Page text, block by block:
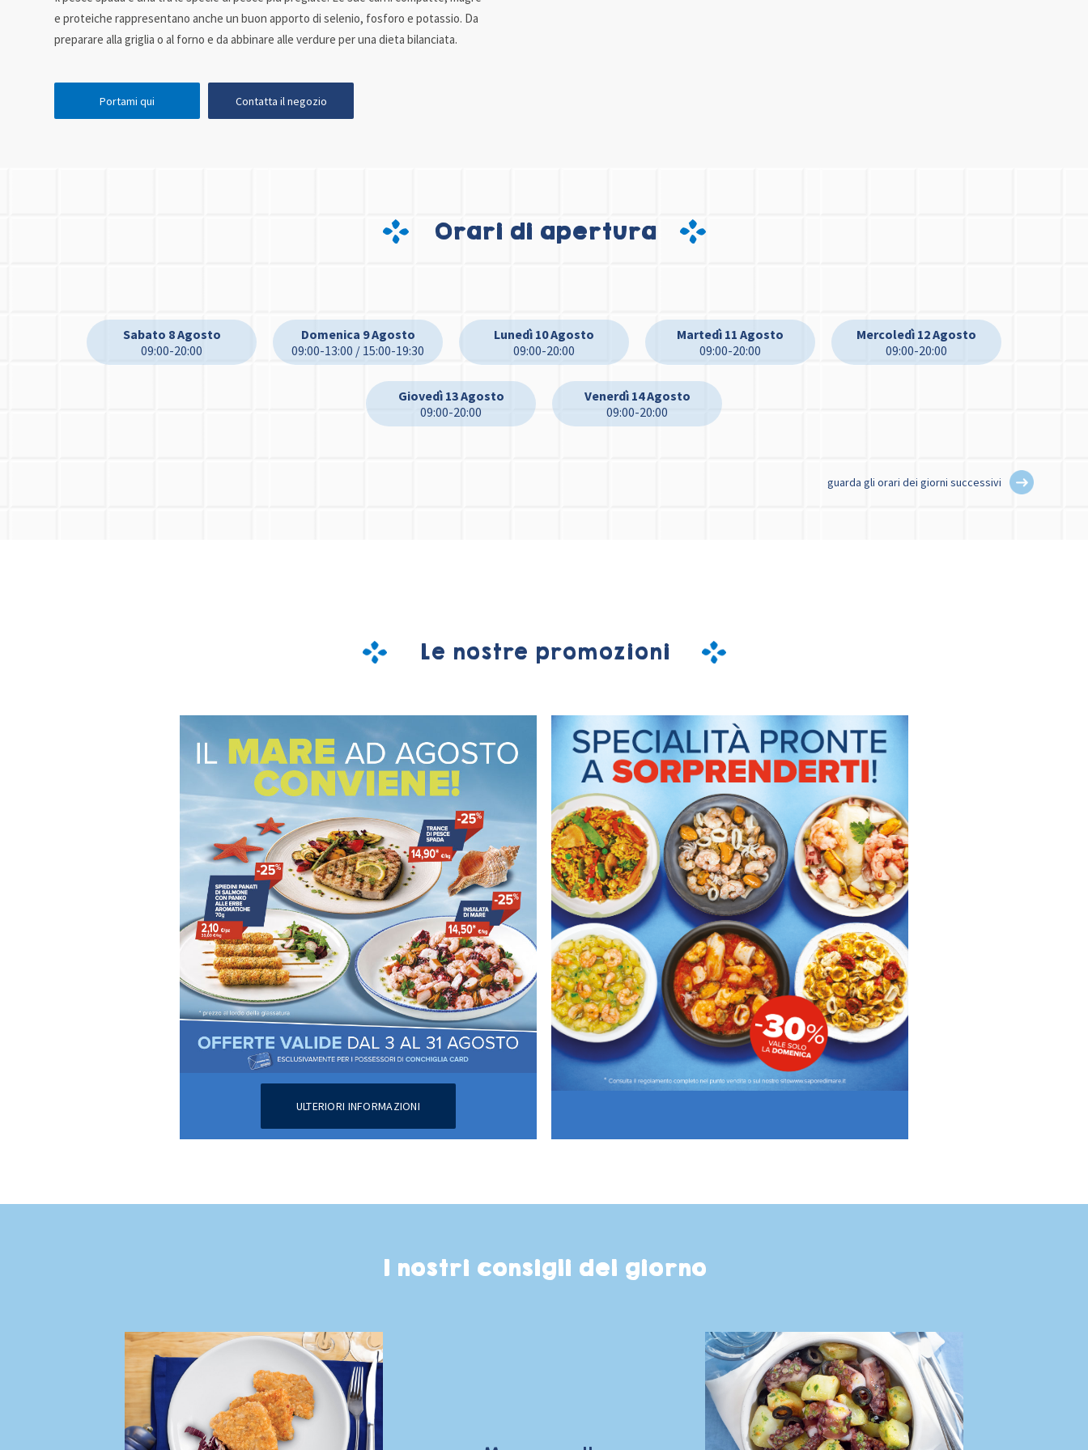
e proteiche rappresentano anche un buon apporto di selenio, fosforo e potassio. Da
preparare alla griglia o al forno e da abbinare alle verdure per una dieta bilanciata.
Portami qui Contatta il negozio
Orari di apertura
Sabato 8 Agosto
09:00-20:00
Domenica 9 Agosto
09:00-13:00 / 15:00-19:30
Lunedì 10 Agosto
09:00-20:00
Martedì 11 Agosto
09:00-20:00
Mercoledì 12 Agosto
09:00-20:00
Giovedì 13 Agosto
09:00-20:00
Venerdì 14 Agosto
09:00-20:00
guarda gli orari dei giorni successivi
Le nostre promozioni
ULTERIORI INFORMAZIONI
I nostri consigli del giorno